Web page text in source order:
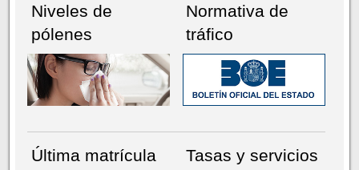
Niveles de
pólenes
Normativa de
tráfico
Última matrícula
Tasas y servicios